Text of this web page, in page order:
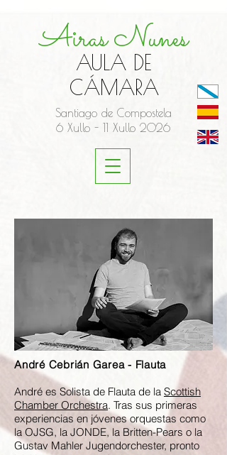
Airas Nunes
AULA DE
CÁMARA
Santiago de Compostela
6 Xullo - 11 Xullo 2026
André Cebrián Garea - Flauta
André es Solista de Flauta de la Scottish
Chamber Orchestra. Tras sus primeras
experiencias en jóvenes orquestas como
la OJSG, la JONDE, la Britten-Pears o la
Gustav Mahler Jugendorchester, pronto